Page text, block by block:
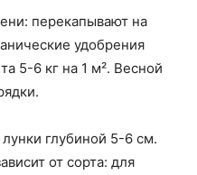
перекапывают на
удобрения
5-6 кг на 1 м². Весной
глубиной 5-6 см.
от сорта: для